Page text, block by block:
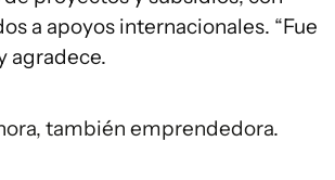
a apoyos internacionales. “Fue
agradece.
también emprendedora.